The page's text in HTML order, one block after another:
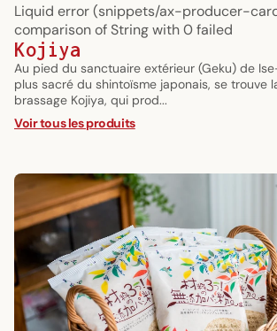
Liquid error (snippets/ax-producer-
comparison of String with 0 failed
Kojiya
Au pied du sanctuaire extérieur (Geku) de
plus sacré du shintoïsme japonais, se trouve
brassage Kojiya, qui prod...
Voir tous les produits